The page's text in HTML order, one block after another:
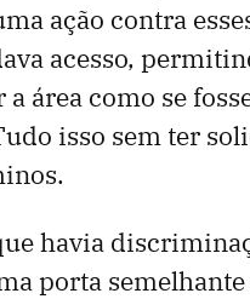
ação contra
acesso,
área como se
isso sem ter
havia
porta